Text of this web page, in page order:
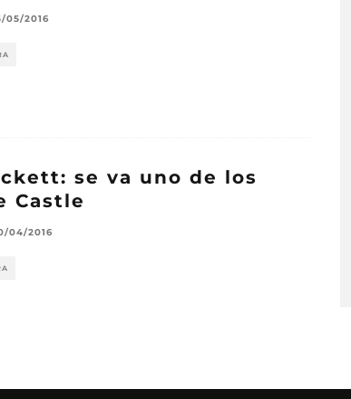
05/2016
se va uno de los
Castle
04/2016